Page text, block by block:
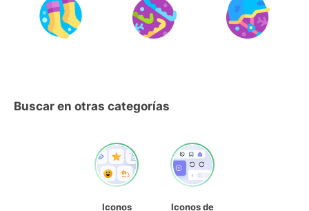
Buscar en otras categorías
Iconos
Iconos de